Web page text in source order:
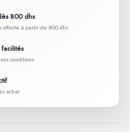
800 dhs
offerte à partir de 800 dhs
conditions
achat